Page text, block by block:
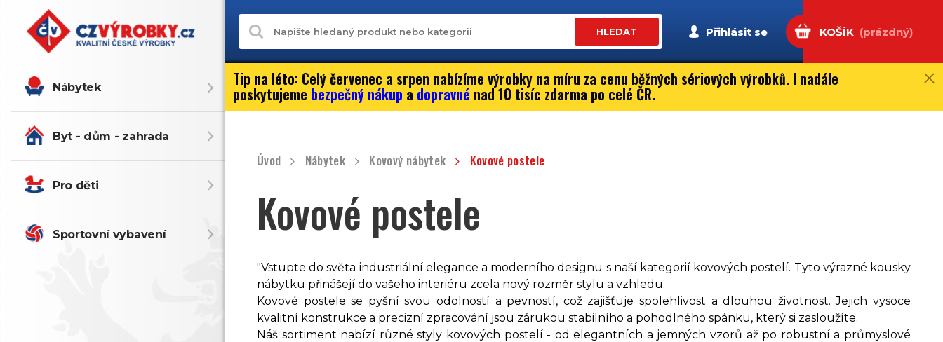
HLEDAT Přihlásit se KOŠÍK (prázdný)
Nábytek
Byt - dům - zahrada
Pro děti
Sportovní vybavení
Tip na léto: Celý červenec a srpen nabízíme výrobky na míru za cenu běžných sériových výrobků. I nadále
poskytujeme bezpečný nákup a dopravné nad 10 tisíc zdarma po celé ČR.
Úvod Nábytek Kovový nábytek Kovové postele
Kovové postele
"Vstupte do světa industriální elegance a moderního designu s naší kategorií kovových postelí. Tyto výrazné kousky
nábytku přinášejí do vašeho interiéru zcela nový rozměr stylu a vzhledu.
Kovové postele se pyšní svou odolností a pevností, což zajišťuje spolehlivost a dlouhou životnost. Jejich vysoce
kvalitní konstrukce a precizní zpracování jsou zárukou stabilního a pohodlného spánku, který si zasloužíte.
Náš sortiment nabízí různé styly kovových postelí - od elegantních a jemných vzorů až po robustní a průmyslové